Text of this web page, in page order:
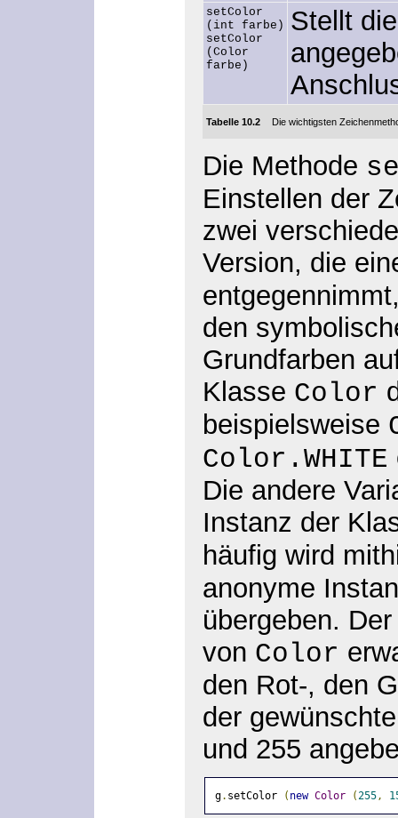
Tabelle 10.2 Die wichtigsten
setColor
(int farbe)
setColor
(Color
farbe)
Stellt
Die Methode
Einstellen der
zwei
Version, die
den
Grundfarben
Klasse Color
beispielsweise
Color.WHITE
Die andere
Instanz der
häufig wird
anonyme
übergeben.
von Color
den Rot-, den
der
und 255
g. setColor ( new Color ( 255 ,